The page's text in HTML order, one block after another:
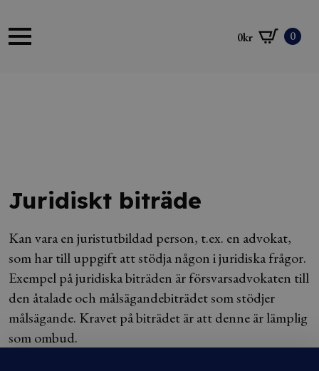
0kr 0
Juridiskt biträde
Kan vara en juristutbildad person, t.ex. en advokat,
som har till uppgift att stödja någon i juridiska frågor.
Exempel på juridiska biträden är försvarsadvokaten till
den åtalade och målsägandebiträdet som stödjer
målsägande. Kravet på biträdet är att denne är lämplig
som ombud.